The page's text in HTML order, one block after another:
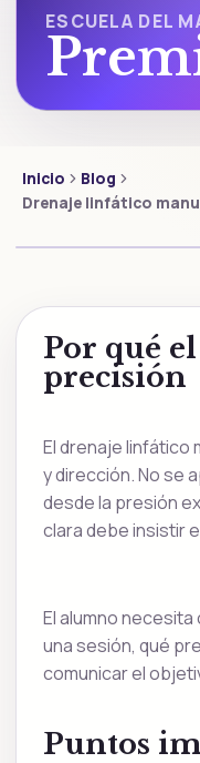
ESCUELA DEL
Inicio
Blog
Drenaje linfático
Por qué
precisión
El drenaje linfático
y dirección. No se
desde la presión
clara debe insistir
El alumno
una sesión, qué
comunicar el
Puntos